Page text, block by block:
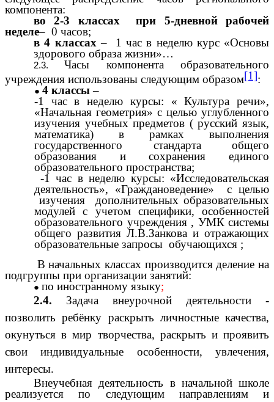
компонента:
во 2-3 классах при 5-дневной рабочей
неделе– 0 часов;
в 4 классах– 1 час в неделю курс «Основы
здорового образа жизни»…
Часы компонента образовательного
учреждения использованы следующим образом[1]:
4 классы–
-1 час в неделю курсы: « Культура речи»,
«Начальная геометрия» с целью углубленного
изучения учебных предметов ( русский язык,
математика) в рамках выполнения
государственного стандарта общего
образования и сохранения единого
образовательного пространства;
-1 час в неделю курсы: «Исследовательская
деятельность», «Граждановедение» с целью
изучения дополнительных образовательных
модулей с учетом специфики, особенностей
образовательного учреждения , УМК системы
общего развития Л.В.Занкова и отражающих
образовательные запросы обучающихся ;
В начальных классах производится деление на
подгруппы при организации занятий:
по иностранному языку;
2.4. Задача внеурочной деятельности -
позволить ребёнку раскрыть личностные качества,
окунуться в мир творчества, раскрыть и проявить
свои индивидуальные особенности, увлечения,
интересы.
Внеучебная деятельность в начальной школе
реализуется по следующим направлениям и